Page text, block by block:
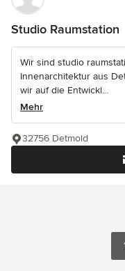
Studio Raumstation
Wir sind studio
Innenarchitektur aus
wir auf die Entwickl...
Mehr
32756 Detmold